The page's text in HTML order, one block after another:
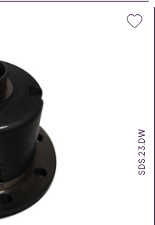
SDS.23.DW